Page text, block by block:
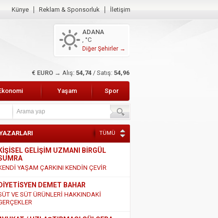
Künye Reklam & Sponsorluk İletişim
ADANA
, °C
Diğer Şehirler →
$ DOLAR → Alış: 47,49 / Satış: 47,68
Yaşam Spor
TÜMÜ
KİŞİSEL GELİŞİM UZMANI BİRGÜL
YAŞAM ÇARKINI KENDİN ÇEVİR
DİYETİSYEN DEMET BAHAR
VE SÜT ÜRÜNLERİ HAKKINDAKİ